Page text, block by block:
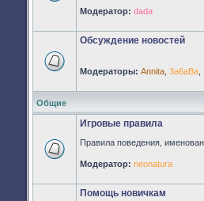
непрочитанных
Модератор: dada
Нет
сообщений
Обсуждение новостей
Модераторы: Annita 3a6aBa
Общие
Нет
Игровые правила
Правила поведения,
Модератор: neonatura
Помощь новичкам